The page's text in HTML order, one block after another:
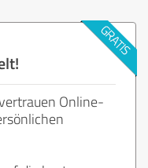
Online-